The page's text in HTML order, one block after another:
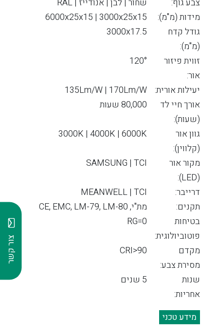
צור קשר
מידות (מ"מ):
6000x25x15 | 3000x25x15
גודל קדח
(מ"מ):
3000x17.5
זווית פיזור
אור:
120°
יעילות אורית:
135Lm/W | 170Lm/W
אורך חיי לד
(שעות):
80,000 שעות
גוון אור
(קלווין):
3000K | 4000K | 6000K
מקור אור
(LED):
SAMSUNG | TCI
דרייבר:
MEANWELL | TCI
תקנים:
מת"י, CE, EMC, LM-79, LM-80
בטיחות
פוטוביולוגית:
RG=0
מקדם
מסירת צבע:
CRI>90
שנות
אחריות:
5 שנים
מידע טכני